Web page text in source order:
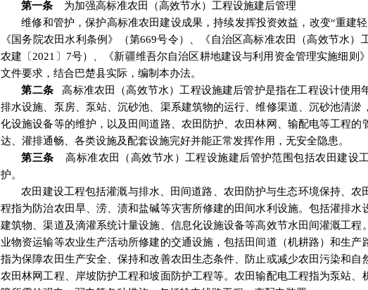
第一条 为加强高标准农田（高效节水） 工程设施建后管理
维修和管护 ，保护高标准农田建设成果，持续发挥投资效益，改变“重建
《国务院农田水利条例 》 （第669号令） 《 自治区高标准农田（高效节水）
农建〔 2021〕7号） 《新疆维吾尔自治区耕地建设与利用资金管理实施细则 》
文件要求，结合巴楚县实际，编制本办法。
第二条
高标准农田（高效节水）工程设施建后管护是指在工程设计使用
排水设施、泵房、泵站、沉砂池、渠系建筑物的运行、维修渠道、沉砂池清淤
化设施设备等的维护，以及田间道路、农田防护、农田林网、输配电等工程的
达、灌排通畅、各类设施及配套设施完好并能正常发挥作用，无安全隐患。
第三条 高标准农田 （高效节水 ） 工程设施建后管护范围包括农田建设
护。
农田建设工程包括灌溉与排水、田间道路、农田防护与生态环境保持、农
程指为防治农田旱、涝、渍和盐碱等灾害所修建的田间水利设施。包括灌排水
建筑物、渠道及滴灌系统计量设施、信息化设施设备等高效节水田间灌溉工程
业物资运输等农业生产活动所修建的交通设施，包括田间道（机耕路）和生产
指为保障农田生产安全、保持和改善农田生态条件、防止或减少农田污染和自
农田林网工程、岸坡防护工程和坡面防护工程等。农田输配电工程指为泵站、